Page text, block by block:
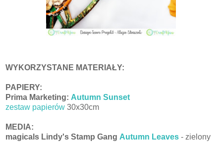
WYKORZYSTANE MATERIAŁY:
PAPIERY:
Prima Marketing: Autumn Sunset
zestaw papierów 30x30cm
MEDIA:
magicals Lindy's Stamp Gang Autumn Leaves - zielony